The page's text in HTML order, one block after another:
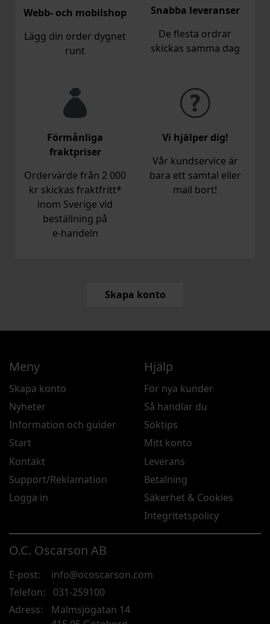
Webb- och mobilshop
Lägg din order dygnet
runt
Snabba leveranser
De flesta ordrar
skickas samma dag
Förmånliga
fraktpriser
Ordervärde från 2 000
kr skickas fraktfritt*
inom Sverige vid
beställning på
e‑handeln
Vi hjälper dig!
Vår kundservice är
bara ett samtal eller
mail bort!
Skapa konto
O.C. Oscarson AB
E-post:
info@ocoscarson.com
Telefon:
031-259100
Adress:
Malmsjögatan 14
Meny
Skapa konto
Nyheter
Information och guider
Start
Kontakt
Support/Reklamation
Logga in
Hjälp
För nya kunder
Så handlar du
Söktips
Mitt konto
Leverans
Betalning
Säkerhet & Cookies
Integritetspolicy